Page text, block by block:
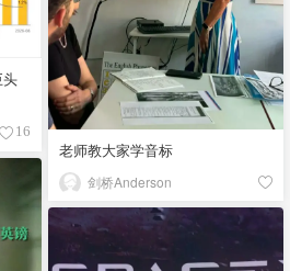
老师教大家学音标
剑桥Anderson
16